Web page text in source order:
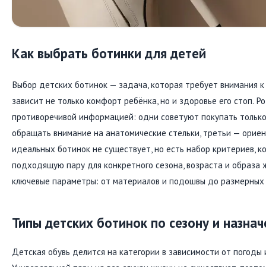
Как выбрать ботинки для детей
Выбор детских ботинок — задача, которая требует внимания
зависит не только комфорт ребёнка, но и здоровье его стоп.
противоречивой информацией: одни советуют покупать
обращать внимание на анатомические стельки, третьи —
идеальных ботинок не существует, но есть набор критериев,
подходящую пару для конкретного сезона, возраста и образа
ключевые параметры: от материалов и подошвы до размерных
Типы детских ботинок по сезону и
Детская обувь делится на категории в зависимости от погоды